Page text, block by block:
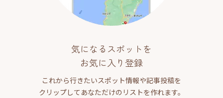
気になるスポットを
お気に入り登録
これから行きたいスポット情報や記事投稿を
クリップしてあなただけのリストを作れます。